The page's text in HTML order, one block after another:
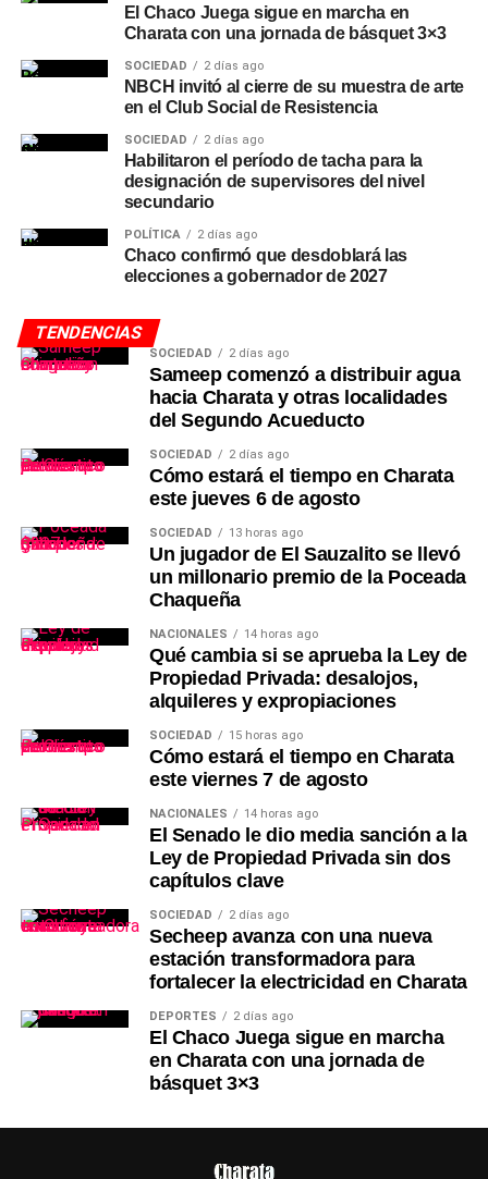
El Chaco Juega sigue en marcha en
Charata con una jornada de básquet 3×3
SOCIEDAD 2 días ago
NBCH invitó al cierre de su muestra de arte
en el Club Social de Resistencia
SOCIEDAD 2 días ago
Habilitaron el período de tacha para la
designación de supervisores del nivel
secundario
POLÍTICA 2 días ago
Chaco confirmó que desdoblará las
elecciones a gobernador de 2027
TENDENCIAS
SOCIEDAD 2 días ago
Sameep comenzó a distribuir agua
hacia Charata y otras localidades
del Segundo Acueducto
SOCIEDAD 2 días ago
Cómo estará el tiempo en Charata
este jueves 6 de agosto
SOCIEDAD 13 horas ago
Un jugador de El Sauzalito se llevó
un millonario premio de la Poceada
Chaqueña
NACIONALES 14 horas ago
Qué cambia si se aprueba la Ley de
Propiedad Privada: desalojos,
alquileres y expropiaciones
SOCIEDAD 15 horas ago
Cómo estará el tiempo en Charata
este viernes 7 de agosto
NACIONALES 14 horas ago
El Senado le dio media sanción a la
Ley de Propiedad Privada sin dos
capítulos clave
SOCIEDAD 2 días ago
Secheep avanza con una nueva
estación transformadora para
fortalecer la electricidad en Charata
DEPORTES 2 días ago
El Chaco Juega sigue en marcha
en Charata con una jornada de
básquet 3×3